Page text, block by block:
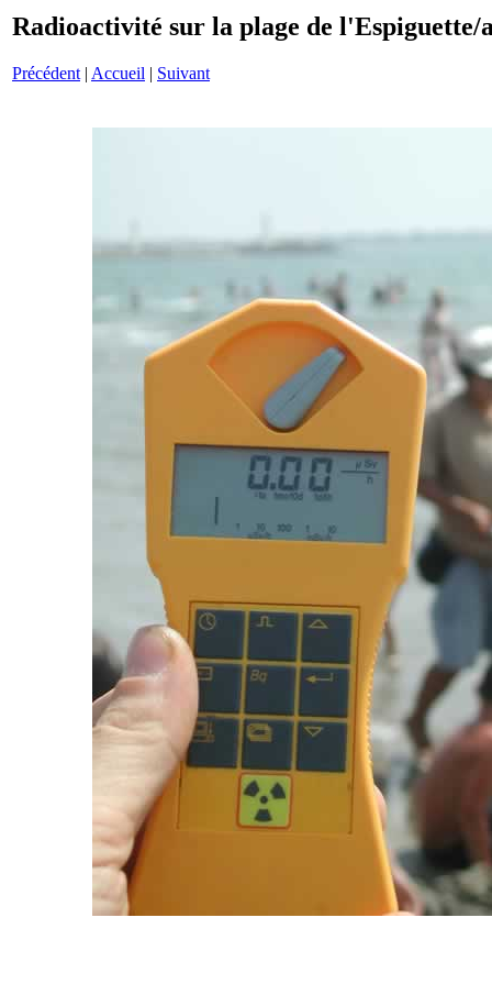
Radioactivité sur la plage de
Précédent | Accueil | Suivant